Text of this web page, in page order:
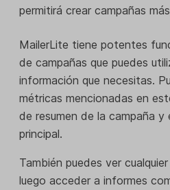
permitirá crear campañas
MailerLite tiene potentes
de campañas que puedes
información que necesitas.
métricas mencionadas en
de resumen de la campaña
principal.
También puedes ver
luego acceder a informes